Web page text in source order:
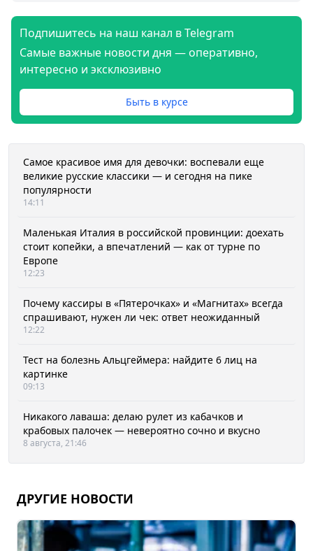
Подпишитесь на наш канал в Telegram
Самые важные новости дня — оперативно,
интересно и эксклюзивно
Быть в курсе
Самое красивое имя для девочки: воспевали еще
великие русские классики — и сегодня на пике
популярности
14:11
Маленькая Италия в российской провинции: доехать
стоит копейки, а впечатлений — как от турне по
Европе
12:23
Почему кассиры в «Пятерочках» и «Магнитах» всегда
спрашивают, нужен ли чек: ответ неожиданный
12:22
Тест на болезнь Альцгеймера: найдите 6 лиц на
картинке
09:13
Никакого лаваша: делаю рулет из кабачков и
крабовых палочек — невероятно сочно и вкусно
8 августа, 21:46
ДРУГИЕ НОВОСТИ